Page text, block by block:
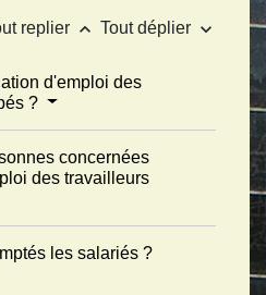
replier keyboard_arrow_up Tout déplier keyboard_arrow_down
d'emploi des
?
concernées
des travailleurs
les salariés ?